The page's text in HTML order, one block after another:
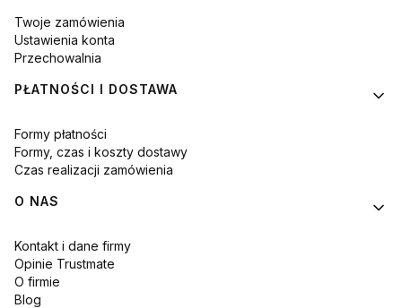
Twoje zamówienia
Ustawienia konta
Przechowalnia
PŁATNOŚCI I DOSTAWA
Formy płatności
Formy, czas i koszty dostawy
Czas realizacji zamówienia
O NAS
Kontakt i dane firmy
Opinie Trustmate
O firmie
Blog